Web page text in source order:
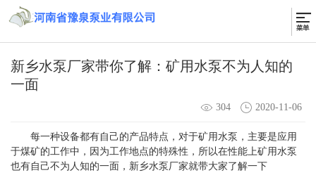
新乡水泵厂家带你了解：矿用水泵不为人知的
一面
304 2020-11-06
每一种设备都有自己的产品特点，对于矿用水泵 ，主要是应用
于煤矿的工作中，因为工作地点的特殊性，所以在性能上矿用水泵
也有自己不为人知的一面，新乡水泵厂家就带大家了解一下